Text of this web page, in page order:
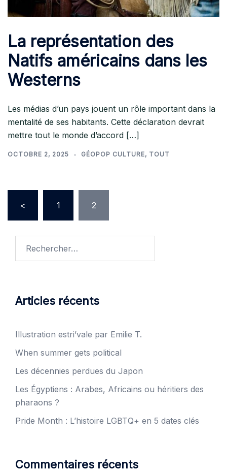
La représentation des
Natifs américains dans les
Westerns
Les médias d’un pays jouent un rôle important dans la
mentalité de ses habitants. Cette déclaration devrait
mettre tout le monde d’accord […]
OCTOBRE 2, 2025 GÉOPOP CULTURE, TOUT
Pagination
< 1 2
Articles récents
Illustration estri’vale par Emilie T.
When summer gets political
Les décennies perdues du Japon
Les Égyptiens : Arabes, Africains ou héritiers des
pharaons ?
Pride Month : L’histoire LGBTQ+ en 5 dates clés
Commentaires récents